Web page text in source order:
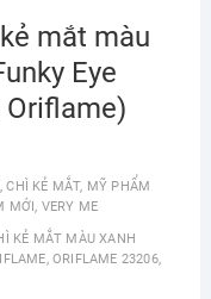
mắt màu
Eye
Oriflame)
,CHÌ KẺ MẮT, MỸ PHẨM
MỚI, VERY ME
KẺ MẮT MÀU XANH
, ORIFLAME 23206,